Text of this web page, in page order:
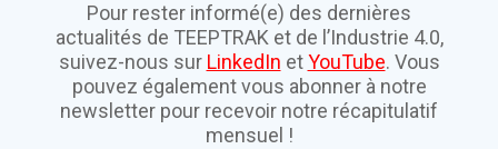
Pour rester informé(e) des dernières
actualités de TEEPTRAK et de l’Industrie 4.0,
suivez-nous sur LinkedIn etYouTube. Vous
pouvez également vous abonner à notre
newsletter pour recevoir notre récapitulatif
mensuel !